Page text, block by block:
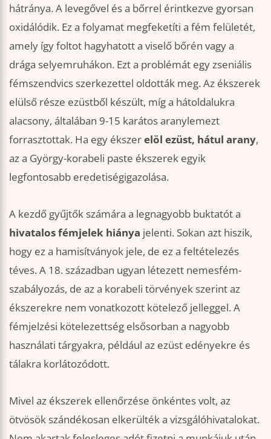
hátránya. A levegővel és a bőrrel érintkezve gyorsan
oxidálódik. Ez a folyamat megfeketíti a fém felületét,
amely így foltot hagyhatott a viselő bőrén vagy a
drága selyemruhákon. Ezt a problémát egy zseniális
fémszendvics szerkezettel oldották meg. Az ékszerek
elülső része ezüstből készült, míg a hátoldalukra
alacsony, általában 9-15 karátos aranylemezt
forrasztottak. Ha egy ékszerelöl ezüst, hátul arany,
az a György-korabeli paste ékszerek egyik
legfontosabb eredetiségigazolása.
A kezdő gyűjtők számára a legnagyobb buktatót a
hivatalos fémjelek hiánya jelenti. Sokan azt hiszik,
hogy ez a hamisítványok jele, de ez a feltételezés
téves. A 18. században ugyan létezett nemesfém-
szabályozás, de az a korabeli törvények szerint az
ékszerekre nem vonatkozott kötelező jelleggel. A
fémjelzési kötelezettség elsősorban a nagyobb
használati tárgyakra, például az ezüst edényekre és
tálakra korlátozódott.
Mivel az ékszerek ellenőrzése önkéntes volt, az
ötvösök szándékosan elkerülték a vizsgálóhivatalokat.